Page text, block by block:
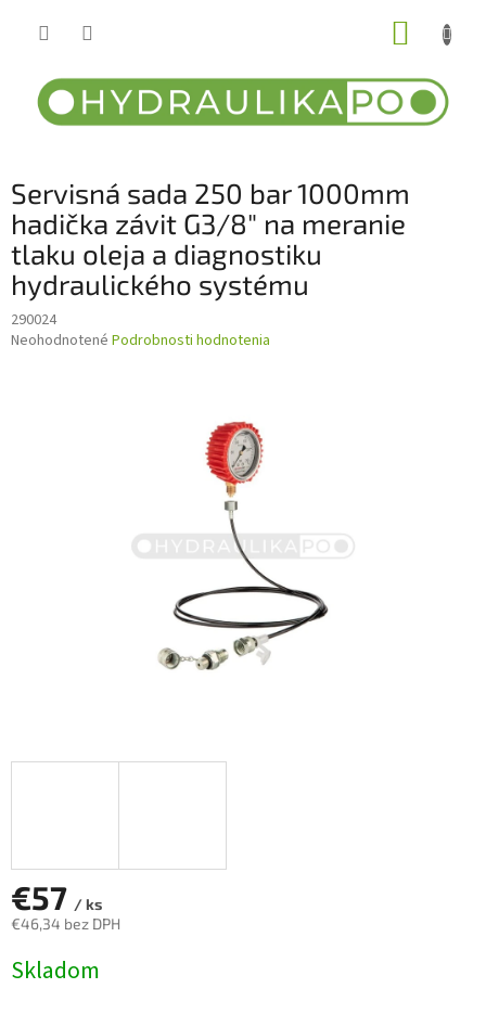
Servisná sada 250 bar 1000mm
hadička závit G3/8" na meranie
tlaku oleja a diagnostiku
hydraulického systému
290024
Priemerné
Neohodnotené Podrobnosti hodnotenia
€57 / ks
€46,34 bez DPH
cena:
Skladom